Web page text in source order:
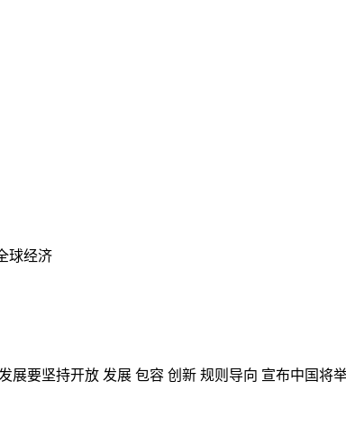
球经济
要坚持开放 发展 包容 创新 规则导向 宣布中国将